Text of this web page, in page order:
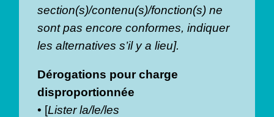
section(s)/contenu(s)/fonction(s) ne
sont pas encore conformes, indiquer
les alternatives s’il y a lieu].
Dérogations pour charge
disproportionnée
• [Lister la/le/les